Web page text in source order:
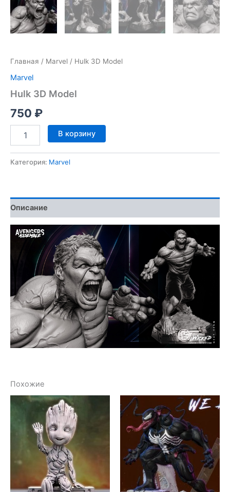
Главная / Marvel / Hulk 3D Model
Marvel
Hulk 3D Model
750 ₽
Количество
товара
3D
В корзину
Категория: Marvel
Описание
Похожие